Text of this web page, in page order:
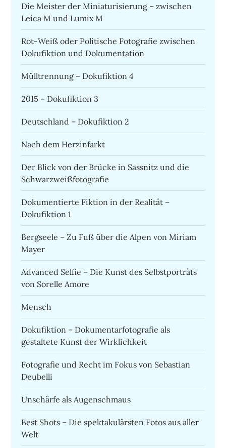
Die Meister der Miniaturisierung – zwischen
Leica M und Lumix M
Rot-Weiß oder Politische Fotografie zwischen
Dokufiktion und Dokumentation
Mülltrennung – Dokufiktion 4
2015 – Dokufiktion 3
Deutschland – Dokufiktion 2
Nach dem Herzinfarkt
Der Blick von der Brücke in Sassnitz und die
Schwarzweißfotografie
Dokumentierte Fiktion in der Realität –
Dokufiktion 1
Bergseele – Zu Fuß über die Alpen von Miriam
Mayer
Advanced Selfie – Die Kunst des Selbstporträts
von Sorelle Amore
Mensch
Dokufiktion – Dokumentarfotografie als
gestaltete Kunst der Wirklichkeit
Fotografie und Recht im Fokus von Sebastian
Deubelli
Unschärfe als Augenschmaus
Best Shots – Die spektakulärsten Fotos aus aller
Welt